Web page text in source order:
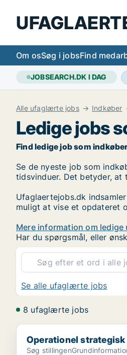
Om osSøg i jobsFind
JOBSEARCH.DK I DAG
Alle ufaglærte jobs Indkøber
Ledige jobs
Find ledige job som
Se de nyeste job som
tidsvinduer. Det betyder, at
Ufaglaertejobs.dk
muligt at vise et opdateret
Mere information om
Har du spørgsmål, eller
Se alle ufaglærte jobs
8 ufaglærte jobs
Operationel strategisk
Operationel
Søg